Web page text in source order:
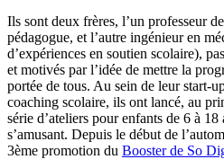
Ils sont deux frères, l’un professeur
pédagogue, et l’autre ingénieur en
d’expériences en soutien scolaire),
et motivés par l’idée de mettre la
portée de tous. Au sein de leur start-
coaching scolaire, ils ont lancé, au
série d’ateliers pour enfants de 6 à
s’amusant. Depuis le début de
3ème promotion du Booster de So